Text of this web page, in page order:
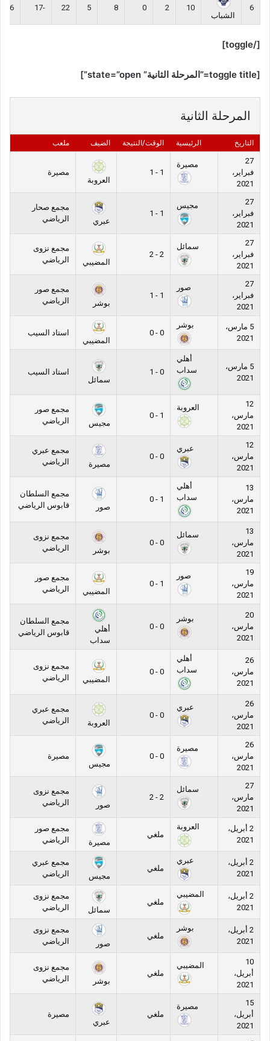
6
الشباب
10
2
0
8
5
22
-17
6
[/toggle]
[toggle title=”المرحلة الثانية” state=”open”]
المرحلة الثانية
التاريخ الرئيسية الوقت/النتيجة الضيف ملعب
27
فبراير،
2021
مصيرة
1 - 1
العروبة
مصيرة
27
فبراير،
2021
مجيس
1 - 1
عبري
مجمع صحار
الرياضي
27
فبراير،
2021
سمائل
2 - 2
المضيبي
مجمع نزوى
الرياضي
27
فبراير،
2021
صور
1 - 1
بوشر
مجمع صور
الرياضي
5 مارس،
2021
بوشر
0 - 0
المضيبي
استاد السيب
5 مارس،
2021
أهلي
سداب
0 - 1
سمائل
استاد السيب
12
مارس،
2021
العروبة
1 - 0
مجيس
مجمع صور
الرياضي
12
مارس،
2021
عبري
0 - 0
مصيرة
مجمع عبري
الرياضي
13
مارس،
2021
أهلي
سداب
1 - 0
صور
مجمع السلطان
قابوس الرياضي
13
مارس،
2021
سمائل
0 - 0
بوشر
مجمع نزوى
الرياضي
19
مارس،
2021
صور
1 - 0
المضيبي
مجمع صور
الرياضي
20
مارس،
2021
بوشر
0 - 0
أهلي
سداب
مجمع السلطان
قابوس الرياضي
26
مارس،
2021
أهلي
سداب
0 - 0
المضيبي
مجمع نزوى
الرياضي
26
مارس،
2021
عبري
0 - 0
العروبة
مجمع عبري
الرياضي
26
مارس،
2021
مصيرة
0 - 0
مجيس
مصيرة
27
مارس،
2021
سمائل
2 - 2
صور
مجمع نزوى
الرياضي
2 أبريل،
2021
العروبة
ملغي
مصيرة
مجمع صور
الرياضي
2 أبريل،
2021
عبري
ملغي
مجيس
مجمع عبري
الرياضي
2 أبريل،
2021
المضيبي
ملغي
سمائل
مجمع نزوى
الرياضي
2 أبريل،
2021
بوشر
ملغي
صور
مجمع نزوى
الرياضي
10
أبريل،
2021
المضيبي
ملغي
بوشر
مجمع نزوى
الرياضي
15
أبريل،
2021
مصيرة
ملغي
عبري
مصيرة